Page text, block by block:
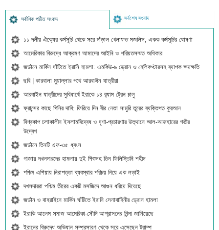
সর্বাধিক পঠিত সংবাদ সর্বশেষ সংবাদ
১১ দলীয় ঐক্যের কর্মসূচি থেকে সরে দাঁড়াল খেলাফত মজলিস, একক কর্মসূচির ঘোষণা
আমেরিকার বিরুদ্ধে আক্রমণ আমাদের আইনি ও শরিয়তসম্মত অধিকার
জর্ডানে মার্কিন ঘাঁটিতে ইরানি হামলা: এমকিউ-৯ ড্রোন ও হেলিকপ্টারসহ ব্যাপক ক্ষয়ক্ষতি
ছবি | কারবালা মুয়াল্লার পথে আরবাঈন যাত্রীরা
আরবাইন যাত্রীদের সুবিধার্থে ইরাকে ১৪ র‍্যাম ট্রেন চালু
ফ্রান্সের কাছে গিনির দাবি: ফিরিয়ে দিন বীর নেতা সামুরি তুরের ব্যক্তিগত কুরআন
বিশ্বকাপ চলাকালীন ইসলামবিদ্বেষ ও ঘৃণা-প্রচারণার উত্থানে আল-আজহারের গভীর
উদ্বেগ
জর্ডানে তিনটি এফ-৩৫ ধ্বংস
গাজায় দখলদারদের হামলায় দুই শিশুসহ তিন ফিলিস্তিনি শহীদ
পশ্চিম এশিয়ায় নিরাপত্তা ব্যবস্থার পরিচয় নিয়ে এক লড়াই
দখলদাররা পশ্চিম তীরের একটি মসজিদে আগুন ধরিয়ে দিয়েছে
জর্ডান ও বাহরাইনে মার্কিন ঘাঁটিতে ইরানি সেনাবাহিনীর ড্রোন হামলা
ইরাকি আলেম সমাজ আমেরিকা-সৌদি আগ্রাসনের নিন্দা জানিয়েছে
ইরানের বিরুদ্ধে অভিযান সম্প্রসারণ থেকে সরে এসেছেন ট্রাম্প